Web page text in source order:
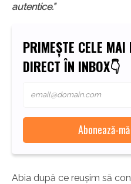
autentice.”
PRIMEȘTE CELE
DIRECT ÎN INBOX👇
Abia după ce reușim să